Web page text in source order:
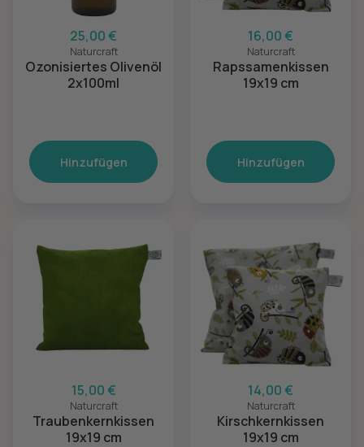
25,00 €
Naturcraft
Ozonisiertes Olivenöl
2x100ml
Hinzufügen
16,00 €
Naturcraft
Rapssamenkissen
19x19 cm
Hinzufügen
15,00 €
Naturcraft
Traubenkernkissen
19x19 cm
14,00 €
Naturcraft
Kirschkernkissen
19x19 cm